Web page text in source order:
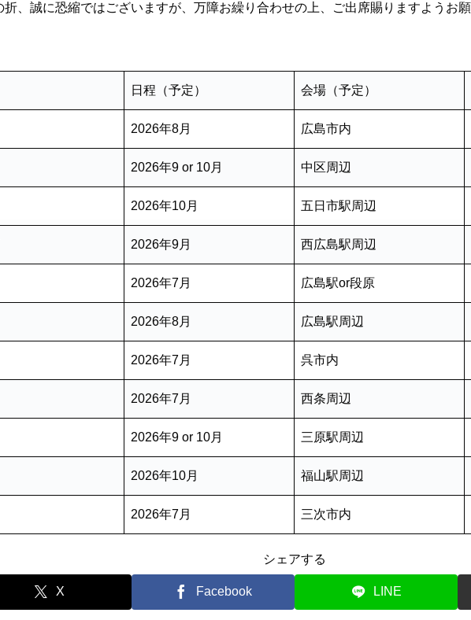
折、誠に恐縮ではございますが、万障お繰り合わせの上、ご出席賜りますようお
日程（予定） 会場（予定）
2026年8月 広島市内
2026年9 or 10月 中区周辺
2026年10月 五日市駅周辺
2026年9月 西広島駅周辺
2026年7月 広島駅or段原
2026年8月 広島駅周辺
2026年7月 呉市内
2026年7月 西条周辺
2026年9 or 10月 三原駅周辺
2026年10月 福山駅周辺
2026年7月 三次市内
シェアする
X Facebook LINE